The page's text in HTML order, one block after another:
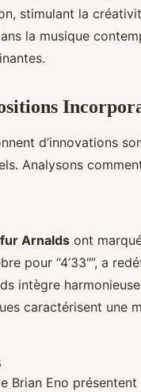
stimulant la
la musique
d’innovations
Analysons
Arnalds ont
pour “4’33″”, a
intègre
caractérisent une
Brian Eno présentent